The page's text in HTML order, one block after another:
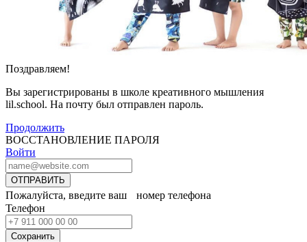
Поздравляем!
Вы зарегистрированы в школе креативного мышления
lil.school. На почту был отправлен пароль.
Продолжить
ВОССТАНОВЛЕНИЕ ПАРОЛЯ
Войти
ОТПРАВИТЬ
Пожалуйста, введите ваш номер телефона
Телефон
Сохранить